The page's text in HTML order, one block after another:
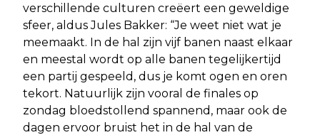
verschillende culturen creëert een geweldige
sfeer, aldus Jules Bakker: “Je weet niet wat je
meemaakt. In de hal zijn vijf banen naast elkaar
en meestal wordt op alle banen tegelijkertijd
een partij gespeeld, dus je komt ogen en oren
tekort. Natuurlijk zijn vooral de finales op
zondag bloedstollend spannend, maar ook de
dagen ervoor bruist het in de hal van de